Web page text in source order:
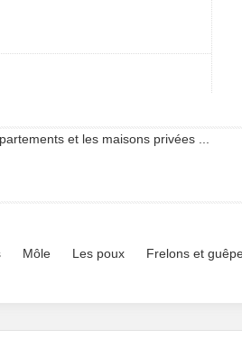
et les maisons privées ...
Môle Les poux Frelons et